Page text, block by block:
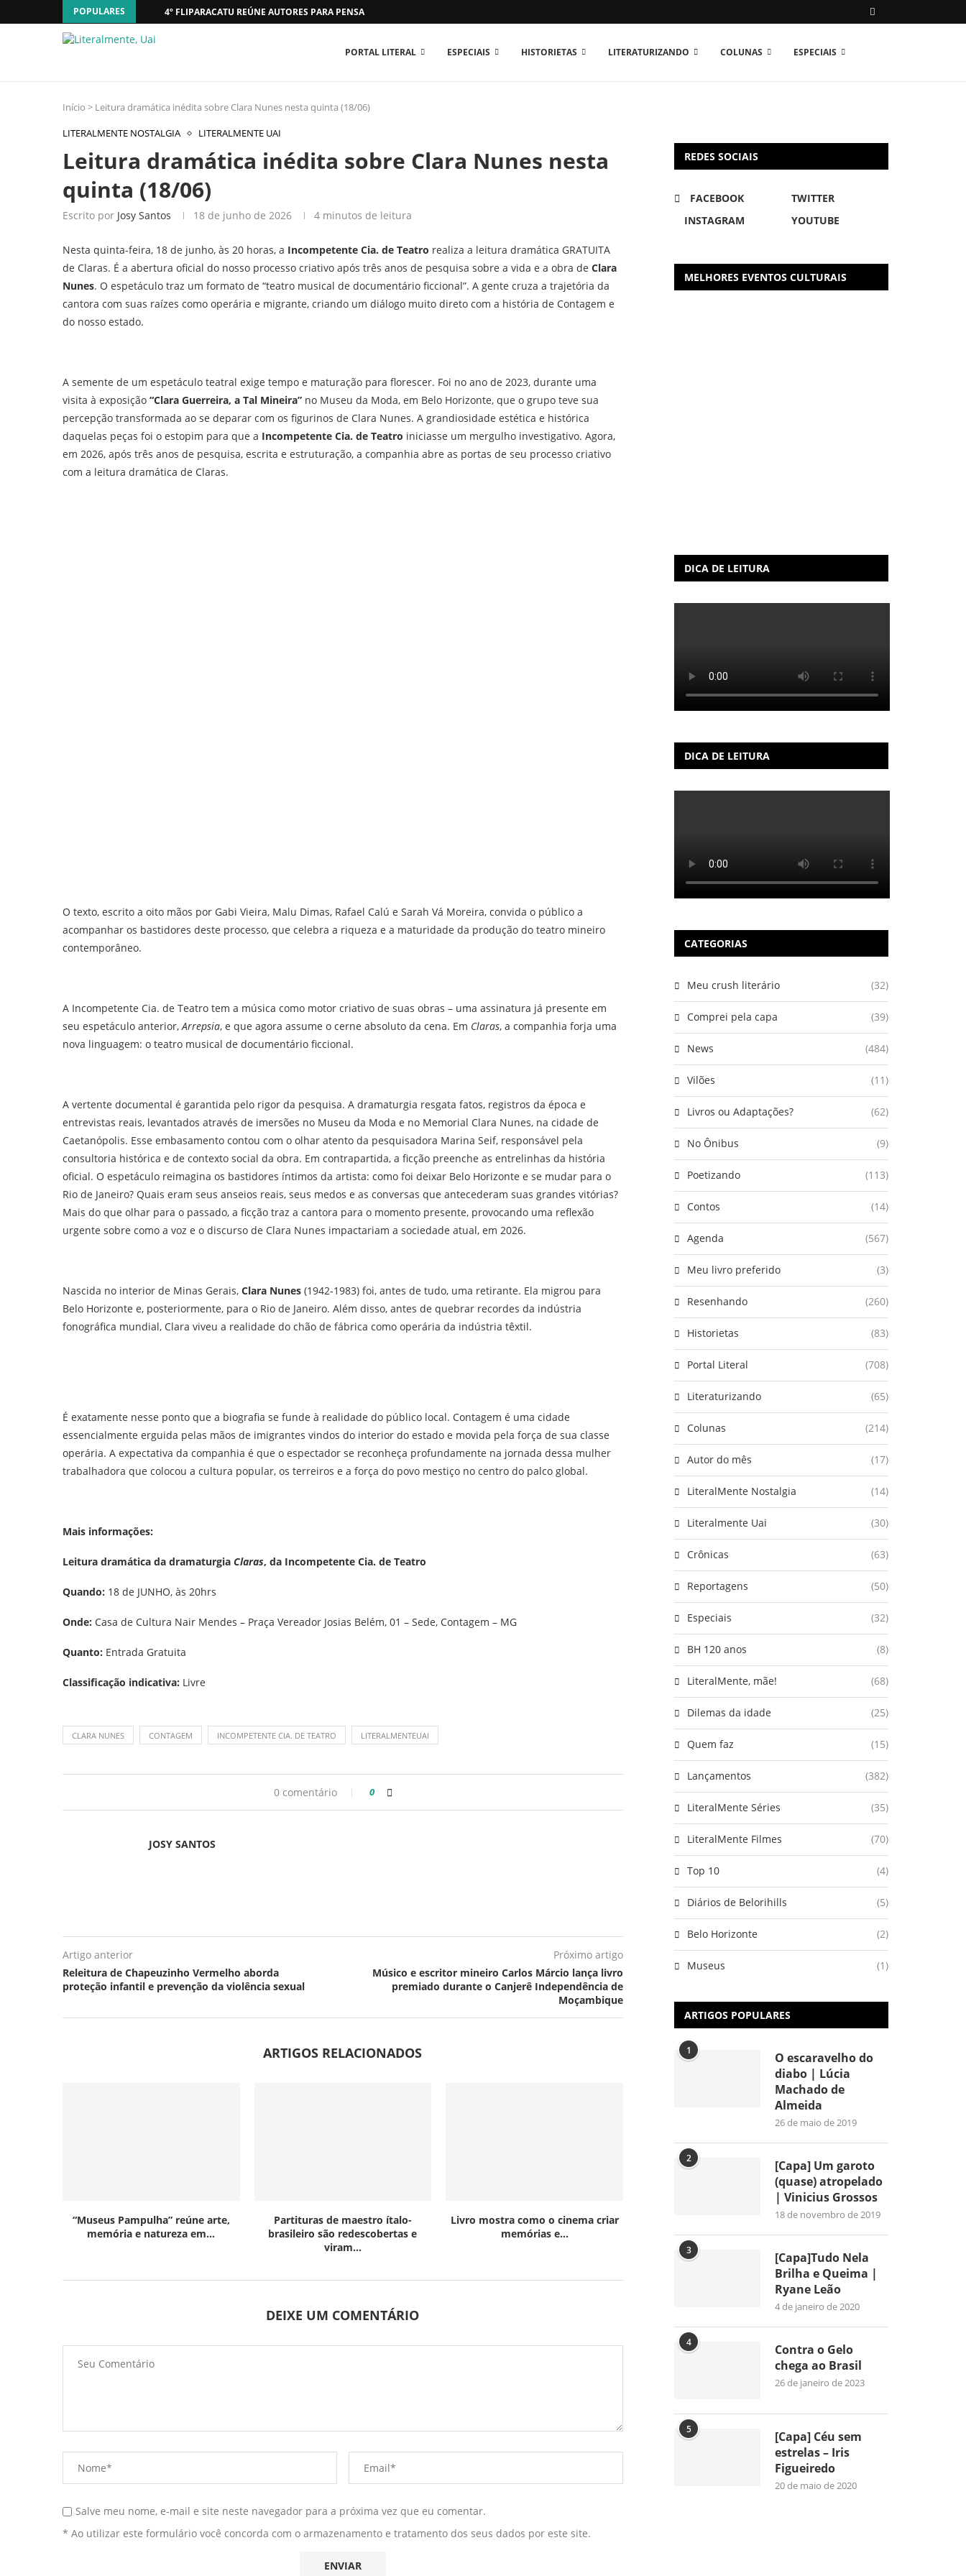
POPULARES 4º FLIPARACATU REÚNE AUTORES PARA PENSAR O MUNDO...
PORTAL LITERAL ESPECIAIS HISTORIETAS LITERATURIZANDO COLUNAS ESPECIAIS
Início > Leitura dramática inédita sobre Clara Nunes nesta quinta (18/06)
LITERALMENTE NOSTALGIA
LITERALMENTE UAI
Leitura dramática inédita sobre Clara Nunes nesta
quinta (18/06)
Escrito por Josy Santos 18 de junho de 2026 4 minutos de leitura
Nesta quinta-feira, 18 de junho, às 20 horas, a Incompetente Cia. de Teatro realiza a leitura dramática GRATUITA
de Claras. É a abertura oficial do nosso processo criativo após três anos de pesquisa sobre a vida e a obra de Clara
Nunes. O espetáculo traz um formato de “teatro musical de documentário ficcional”. A gente cruza a trajetória da
cantora com suas raízes como operária e migrante, criando um diálogo muito direto com a história de Contagem e
do nosso estado.
A semente de um espetáculo teatral exige tempo e maturação para florescer. Foi no ano de 2023, durante uma
visita à exposição “Clara Guerreira, a Tal Mineira” no Museu da Moda, em Belo Horizonte, que o grupo teve sua
percepção transformada ao se deparar com os figurinos de Clara Nunes. A grandiosidade estética e histórica
daquelas peças foi o estopim para que a Incompetente Cia. de Teatro iniciasse um mergulho investigativo. Agora,
em 2026, após três anos de pesquisa, escrita e estruturação, a companhia abre as portas de seu processo criativo
com a leitura dramática de Claras.
O texto, escrito a oito mãos por Gabi Vieira, Malu Dimas, Rafael Calú e Sarah Vá Moreira, convida o público a
acompanhar os bastidores deste processo, que celebra a riqueza e a maturidade da produção do teatro mineiro
contemporâneo.
A Incompetente Cia. de Teatro tem a música como motor criativo de suas obras – uma assinatura já presente em
seu espetáculo anterior,Arrepsia, e que agora assume o cerne absoluto da cena. Em Claras, a companhia forja uma
nova linguagem: o teatro musical de documentário ficcional.
A vertente documental é garantida pelo rigor da pesquisa. A dramaturgia resgata fatos, registros da época e
entrevistas reais, levantados através de imersões no Museu da Moda e no Memorial Clara Nunes, na cidade de
Caetanópolis. Esse embasamento contou com o olhar atento da pesquisadora Marina Seif, responsável pela
consultoria histórica e de contexto social da obra. Em contrapartida, a ficção preenche as entrelinhas da história
oficial. O espetáculo reimagina os bastidores íntimos da artista: como foi deixar Belo Horizonte e se mudar para o
Rio de Janeiro? Quais eram seus anseios reais, seus medos e as conversas que antecederam suas grandes vitórias?
Mais do que olhar para o passado, a ficção traz a cantora para o momento presente, provocando uma reflexão
urgente sobre como a voz e o discurso de Clara Nunes impactariam a sociedade atual, em 2026.
Nascida no interior de Minas Gerais, Clara Nunes (1942-1983) foi, antes de tudo, uma retirante. Ela migrou para
Belo Horizonte e, posteriormente, para o Rio de Janeiro. Além disso, antes de quebrar recordes da indústria
fonográfica mundial, Clara viveu a realidade do chão de fábrica como operária da indústria têxtil.
É exatamente nesse ponto que a biografia se funde à realidade do público local. Contagem é uma cidade
essencialmente erguida pelas mãos de imigrantes vindos do interior do estado e movida pela força de sua classe
operária. A expectativa da companhia é que o espectador se reconheça profundamente na jornada dessa mulher
trabalhadora que colocou a cultura popular, os terreiros e a força do povo mestiço no centro do palco global.
Mais informações:
Leitura dramática da dramaturgia Claras, da Incompetente Cia. de Teatro
Quando: 18 de JUNHO, às 20hrs
Onde: Casa de Cultura Nair Mendes – Praça Vereador Josias Belém, 01 – Sede, Contagem – MG
Quanto: Entrada Gratuita
Classificação indicativa: Livre
CLARA NUNES CONTAGEM INCOMPETENTE CIA. DE TEATRO LITERALMENTEUAI
0 comentário 0
JOSY SANTOS
Artigo anterior
Releitura de Chapeuzinho Vermelho aborda
proteção infantil e prevenção da violência sexual
Próximo artigo
Músico e escritor mineiro Carlos Márcio lança livro
premiado durante o Canjerê Independência de
Moçambique
ARTIGOS RELACIONADOS
“Museus Pampulha” reúne arte,
memória e natureza em...
Partituras de maestro ítalo-
brasileiro são redescobertas e
viram...
Livro mostra como o cinema criar
memórias e...
DEIXE UM COMENTÁRIO
Salve meu nome, e-mail e site neste navegador para a próxima vez que eu comentar.
* Ao utilizar este formulário você concorda com o armazenamento e tratamento dos seus dados por este site.
REDES SOCIAIS
FACEBOOK
TWITTER
INSTAGRAM
YOUTUBE
MELHORES EVENTOS CULTURAIS
DICA DE LEITURA
DICA DE LEITURA
CATEGORIAS
Meu crush literário (32)
Comprei pela capa (39)
News (484)
Vilões (11)
Livros ou Adaptações? (62)
No Ônibus (9)
Poetizando (113)
Contos (14)
Agenda (567)
Meu livro preferido (3)
Resenhando (260)
Historietas (83)
Portal Literal (708)
Literaturizando (65)
Colunas (214)
Autor do mês (17)
LiteralMente Nostalgia (14)
Literalmente Uai (30)
Crônicas (63)
Reportagens (50)
Especiais (32)
BH 120 anos (8)
LiteralMente, mãe! (68)
Dilemas da idade (25)
Quem faz (15)
Lançamentos (382)
LiteralMente Séries (35)
LiteralMente Filmes (70)
Top 10 (4)
Diários de Belorihills (5)
Belo Horizonte (2)
Museus (1)
ARTIGOS POPULARES
1
O escaravelho do
diabo | Lúcia
Machado de
Almeida
26 de maio de 2019
2
[Capa] Um garoto
(quase) atropelado
| Vinicius Grossos
18 de novembro de 2019
3
[Capa]Tudo Nela
Brilha e Queima |
Ryane Leão
4 de janeiro de 2020
4
Contra o Gelo
chega ao Brasil
26 de janeiro de 2023
5
[Capa] Céu sem
estrelas – Iris
Figueiredo
20 de maio de 2020